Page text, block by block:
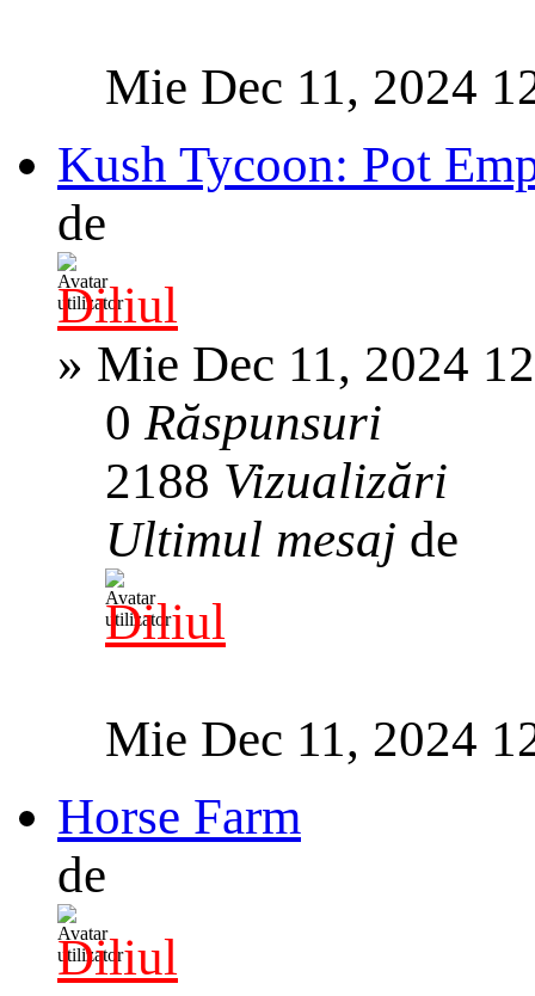
Mie Dec 11, 2024
Kush Tycoon: Pot
de
Diliul
» Mie Dec 11, 2024
0Răspunsuri
2188 Vizualizări
Ultimul mesaj de
Diliul
Mie Dec 11, 2024
Horse Farm
de
Diliul